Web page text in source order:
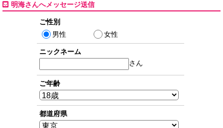
明海さんへメッセージ送信